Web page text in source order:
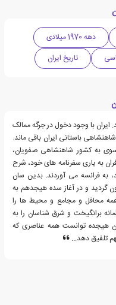
دهه 1970 میلادی
تاریخ ایران
ایران با وجود دخول در جرگه ممالک
همان شاهنشاهی باستانی ایران باقی ماند.
به کشور شاهنشاهی صفویان،
به یاری سفرنامه های خود، شرح
به فرانسه می آوردند. بدین سان
گردید و در آغاز سده هیجدهم به
محافل و مجامع و محیط ها را
برانگیخت و شرق شناسان را به
هیجده توانست همه عناصری که
تلفیق دهد...